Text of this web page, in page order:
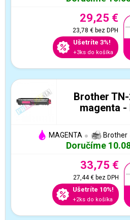
29,25 €
23,78 €bez DPH
Ušetríte 3%!
+3ks do košíka
-
Brother
magenta
MAGENTA Brother
Doručíme
33,75 €
27,44 €bez DPH
Ušetríte 10%!
+2ks do košíka